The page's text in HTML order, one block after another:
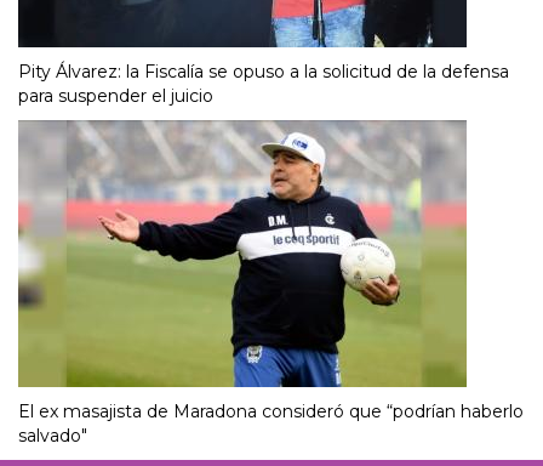
Pity Álvarez: la Fiscalía se opuso a la solicitud de la defensa
para suspender el juicio
El ex masajista de Maradona consideró que “podrían haberlo
salvado"